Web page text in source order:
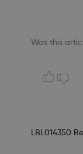
Was this
LBL014350